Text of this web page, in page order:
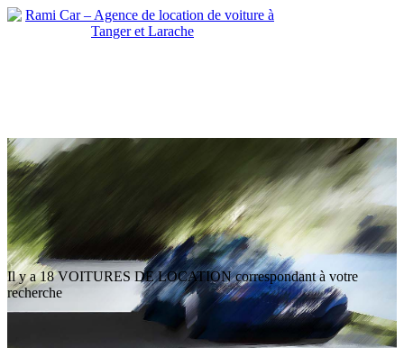
Il y a18 VOITURES DE LOCATIONcorrespondant à votre
recherche